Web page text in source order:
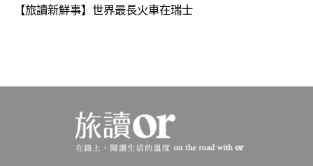
【旅讀新鮮事】世界最長火車在瑞士